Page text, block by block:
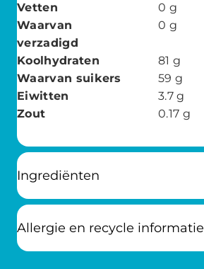
Vetten
0 g
Waarvan
verzadigd
0 g
Koolhydraten 81 g
Waarvan suikers
59 g
Eiwitten
3.7 g
Zout
0.17 g
Ingrediënten
Allergie en recycle informatie